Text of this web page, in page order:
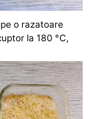
o razatoare
la 180 °C,